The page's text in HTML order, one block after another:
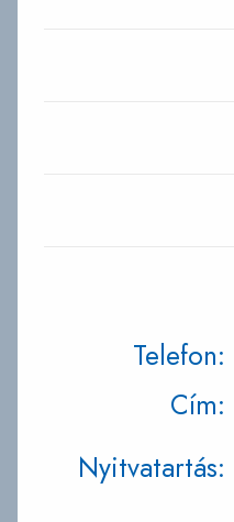
Telefon:
Cím:
Nyitvatartás: